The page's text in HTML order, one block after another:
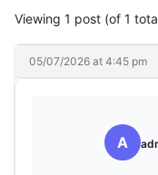
Viewing 1 post (of 1
05/07/2026 at 4:45 pm
A